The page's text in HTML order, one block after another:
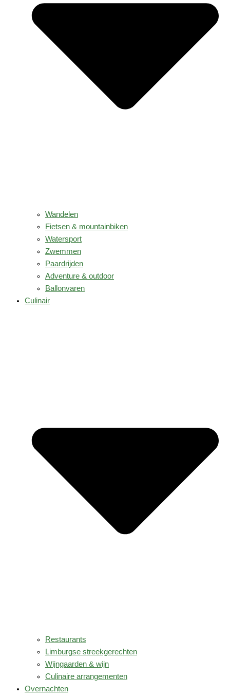
Wandelen
Fietsen & mountainbiken
Watersport
Zwemmen
Paardrijden
Adventure & outdoor
Ballonvaren
Culinair
Restaurants
Limburgse streekgerechten
Wijngaarden & wijn
Culinaire arrangementen
Overnachten